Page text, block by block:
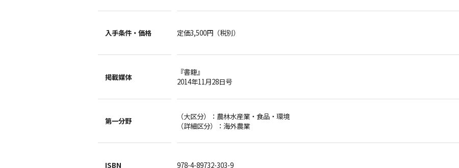
入手条件・ 価格 定価3,500円（税別）
掲載媒体
『書籍』
2014年11月28日号
第一分野
（大区分）：農林水産業・食品・環境
（詳細区分）：海外農業
ISBN 978-4-89732-303-9